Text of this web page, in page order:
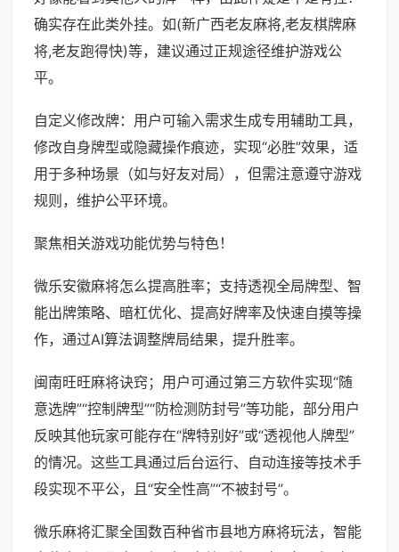
确实存在此类外挂。如(新广西老友麻将,老友棋牌麻
将,老友跑得快)等，建议通过正规途径维护游戏公
平。
自定义修改牌：用户可输入需求生成专用辅助工具，
修改自身牌型或隐藏操作痕迹，实现“必胜”效果，适
用于多种场景（如与好友对局），但需注意遵守游戏
规则，维护公平环境。
聚焦相关游戏功能优势与特色！
微乐安徽麻将怎么提高胜率；支持透视全局牌型、智
能出牌策略、暗杠优化、提高好牌率及快速自摸等操
作，通过AI算法调整牌局结果，提升胜率。
闽南旺旺麻将诀窍；用户可通过第三方软件实现“随
意选牌”“控制牌型”“防检测防封号”等功能，部分用户
反映其他玩家可能存在“牌特别好”或“透视他人牌型”
的情况。这些工具通过后台运行、自动连接等技术手
段实现不平公，且“安全性高”“不被封号”。
微乐麻将汇聚全国数百种省市县地方麻将玩法，智能